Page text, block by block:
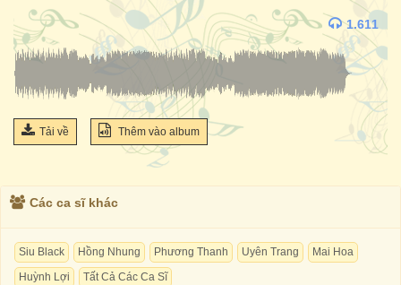
1.611
Tải về Thêm vào album
Các ca sĩ khác
Siu Black Hồng Nhung Phương Thanh Uyên Trang
Mai Hoa
Huỳnh Lợi
Tất Cả Các Ca Sĩ